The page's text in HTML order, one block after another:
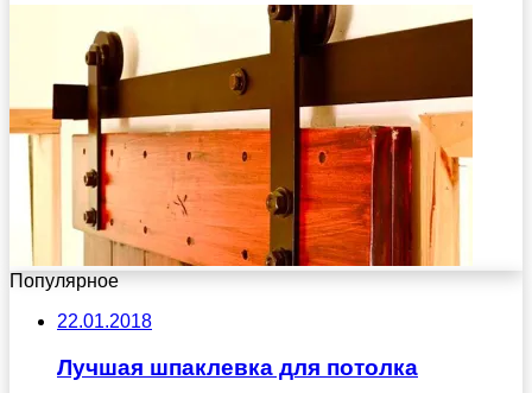
Популярное
22.01.2018
Лучшая шпаклевка для потолка